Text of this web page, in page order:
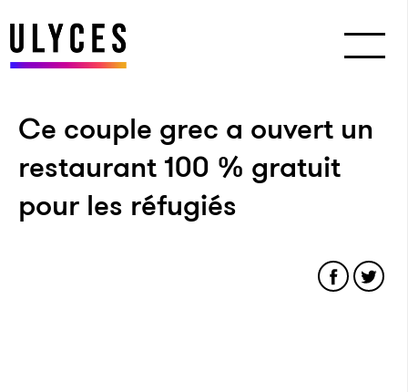
Ce couple grec a ouvert un
restaurant 100 % gratuit
pour les réfugiés